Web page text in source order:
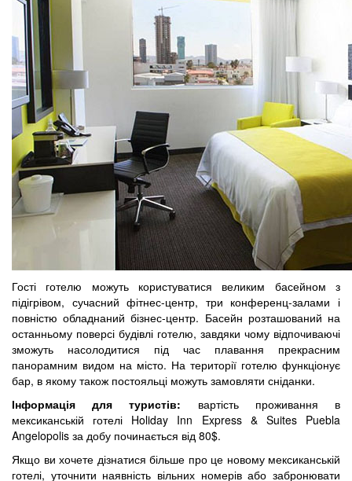
Гості готелю можуть користуватися великим басейном з
підігрівом, сучасний фітнес-центр, три конференц-залами і
повністю обладнаний бізнес-центр. Басейн розташований на
останньому поверсі будівлі готелю, завдяки чому відпочиваючі
зможуть насолодитися під час плавання прекрасним
панорамним видом на місто. На території готелю функціонує
бар, в якому також постояльці можуть замовляти сніданки.
Інформація для туристів: вартість проживання в
мексиканській готелі Holiday Inn Express & Suites Puebla
Angelopolis за добу починається від 80$.
Якщо ви хочете дізнатися більше про це новому мексиканській
готелі, уточнити наявність вільних номерів або забронювати